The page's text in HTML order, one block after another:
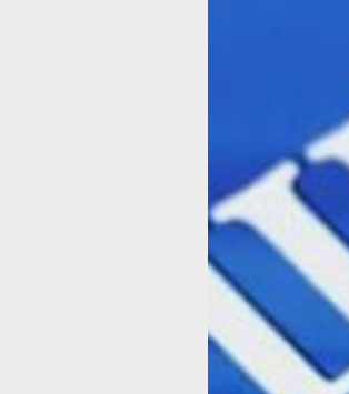
Президент
Указ «Об
одобрения
Российской
голосование
Согласно
проведения
вопросу
РФ, назначено 1
также
складывающейся